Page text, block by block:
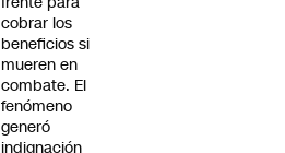
cobrar los
beneficios si
mueren en
combate. El
fenómeno
generó
indignación